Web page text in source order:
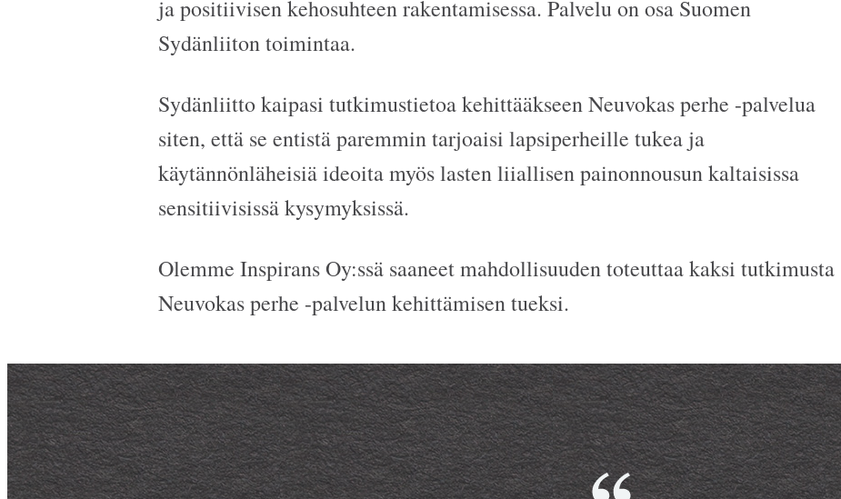
ja positiivisen kehosuhteen rakentamisessa. Palvelu on osa Suomen
Sydänliiton toimintaa.
Sydänliitto kaipasi tutkimustietoa kehittääkseen Neuvokas perhe -palvelua
siten, että se entistä paremmin tarjoaisi lapsiperheille tukea ja
käytännönläheisiä ideoita myös lasten liiallisen painonnousun kaltaisissa
sensitiivisissä kysymyksissä.
Olemme Inspirans Oy:ssä saaneet mahdollisuuden toteuttaa kaksi tutkimusta
Neuvokas perhe -palvelun kehittämisen tueksi.